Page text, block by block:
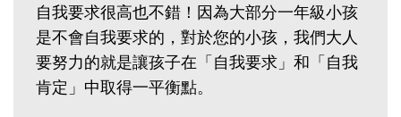
自我要求很高也不錯！因為大部分一年級小孩
是不會自我要求的，對於您的小孩，我們大人
要努力的就是讓孩子在「自我要求」和「自我
肯定」中取得一平衡點。